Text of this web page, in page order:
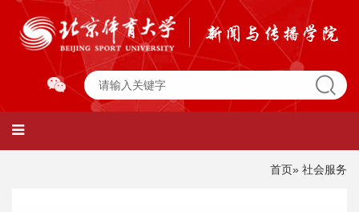
首页» 社会服务